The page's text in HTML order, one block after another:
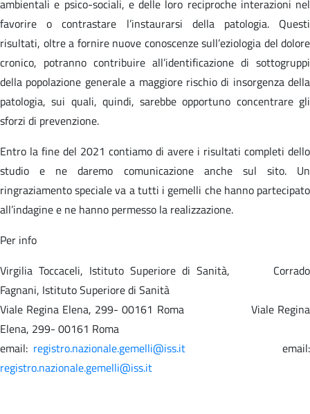
ambientali e psico-sociali, e delle loro reciproche interazioni nel
favorire o contrastare l’instaurarsi della patologia. Questi
risultati, oltre a fornire nuove conoscenze sull’eziologia del dolore
cronico, potranno contribuire all’identificazione di sottogruppi
della popolazione generale a maggiore rischio di insorgenza della
patologia, sui quali, quindi, sarebbe opportuno concentrare gli
sforzi di prevenzione.
Entro la fine del 2021 contiamo di avere i risultati completi dello
studio e ne daremo comunicazione anche sul sito. Un
ringraziamento speciale va a tutti i gemelli che hanno partecipato
all’indagine e ne hanno permesso la realizzazione.
Per info
Virgilia Toccaceli, Istituto Superiore di Sanità, Corrado
Fagnani, Istituto Superiore di Sanità
Viale Regina Elena, 299- 00161 Roma Viale Regina
Elena, 299- 00161 Roma
email: registro.nazionale.gemelli@iss.it email:
registro.nazionale.gemelli@iss.it